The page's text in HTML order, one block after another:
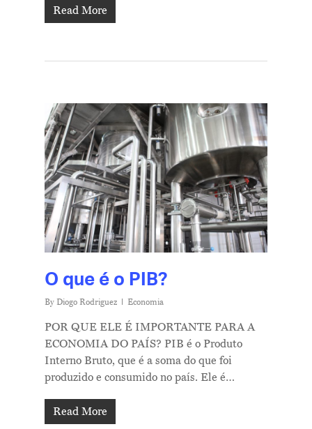
Read More
O que é o PIB?
By Diogo Rodriguez Economia
POR QUE ELE É IMPORTANTE PARA A
ECONOMIA DO PAÍS? PIB é o Produto
Interno Bruto, que é a soma do que foi
produzido e consumido no país. Ele é…
Read More